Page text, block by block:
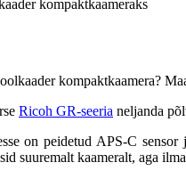
kompaktkaameraks
kompaktkaamera?
Ricoh GR-seeria neljanda
on peidetud APS-C
suuremalt kaameralt, aga